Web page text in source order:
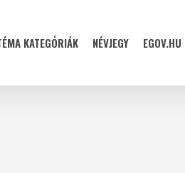
KATEGÓRIÁK NÉVJEGY EGOV.HU